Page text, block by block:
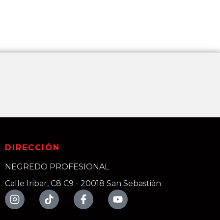
DIRECCIÓN
NEGREDO PROFESIONAL
Calle Iribar, C8 C9 - 20018 San Sebastián